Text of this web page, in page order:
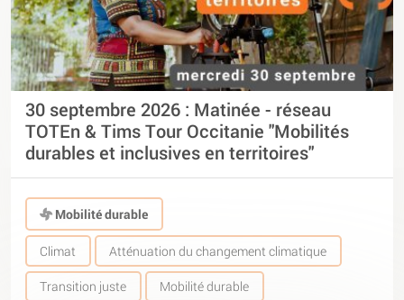
30 septembre 2026 : Matinée - réseau
TOTEn & Tims Tour Occitanie "Mobilités
durables et inclusives en territoires"
Mobilité durable
Climat Atténuation du changement climatique
Transition juste Mobilité durable